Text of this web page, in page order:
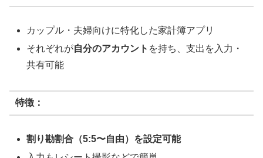
カップル・夫婦向けに特化した家計簿アプリ
それぞれが自分のアカウント を持ち、支出を入力・
共有可能
特徴：
割り勘割合（5:5〜自由）を設定可能